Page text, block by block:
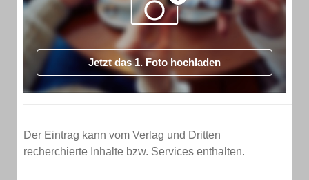
Jetzt das 1. Foto hochladen
Der Eintrag kann vom Verlag und Dritten
recherchierte Inhalte bzw. Services enthalten.